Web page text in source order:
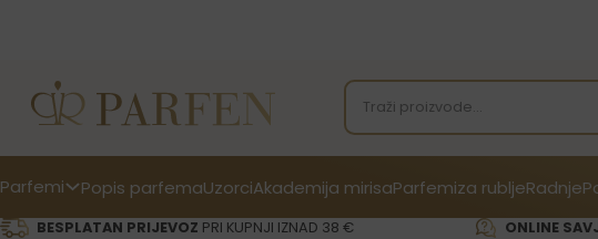
Parfemi Popis parfemaUzorciAkademija mirisaParfemiza rubljeRadnje
BESPLATAN PRIJEVOZ PRI KUPNJI IZNAD 38 € ONLINE